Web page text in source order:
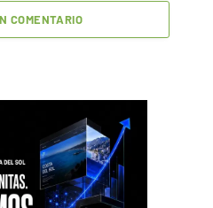
COMENTARIO